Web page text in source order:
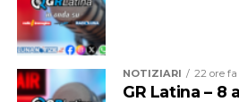
NOTIZIARI 22 ore fa
GR Latina – 8